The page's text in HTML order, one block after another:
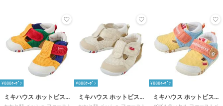
¥888ｸｰﾎﾟﾝ
ミキハウス ホットビスケ
¥888ｸｰﾎﾟﾝ
ミキハウス ホットビスケ
¥888ｸｰﾎﾟﾝ
ミキハウス ホットビスケ